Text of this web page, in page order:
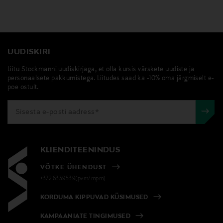
UUDISKIRI
Liitu Stockmanni uudiskirjaga, et olla kursis värskete uudiste ja
personaalsete pakkumistega. Liitudes saad ka -10% oma järgmiselt e-
poe ostult.
KLIENDITEENINDUS
VÕTKE ÜHENDUST
+372 6339539(pvm/mpm)
KORDUMA KIPPUVAD KÜSIMUSED
KAMPAANIATE TINGIMUSED